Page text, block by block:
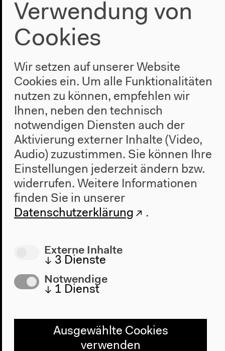
Mit Susanne Leeb & Silvy Chakkalakal, moderiert
von Anselm Franke & Tom Holert
16h
Sven Lütticken: Die
Gegenwart der
Vorgeschichte
Vortrag
Tagesticket 11€/8€ inkl. Ausstellung
Maria Stavrinaki: Gang
durchs Neolithikum: Dauer,
Wiederkehr, Ende.
Verwendung von
Cookies
Wir setzen auf unserer Website
Cookies ein. Um alle Funktionalitäten
nutzen zu können, empfehlen wir
Ihnen, neben den technisch
notwendigen Diensten auch der
Aktivierung externer Inhalte (Video,
Audio) zuzustimmen. Sie können Ihre
Einstellungen jederzeit ändern bzw.
widerrufen. Weitere Informationen
finden Sie in unserer
Datenschutzerklärung
.
Externe Inhalte
↓ 3 Dienste
Notwendige
↓ 1 Dienst
Ausgewählte Cookies
verwenden